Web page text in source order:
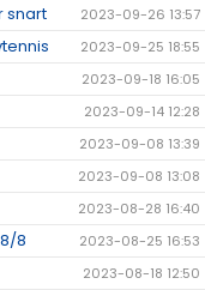
snart 2023-09-26 13:57
2023-09-25 18:55
2023-09-18 16:05
2023-09-14 12:28
2023-09-08 13:39
2023-09-08 13:08
2023-08-28 16:40
8 2023-08-25 16:53
2023-08-18 12:50